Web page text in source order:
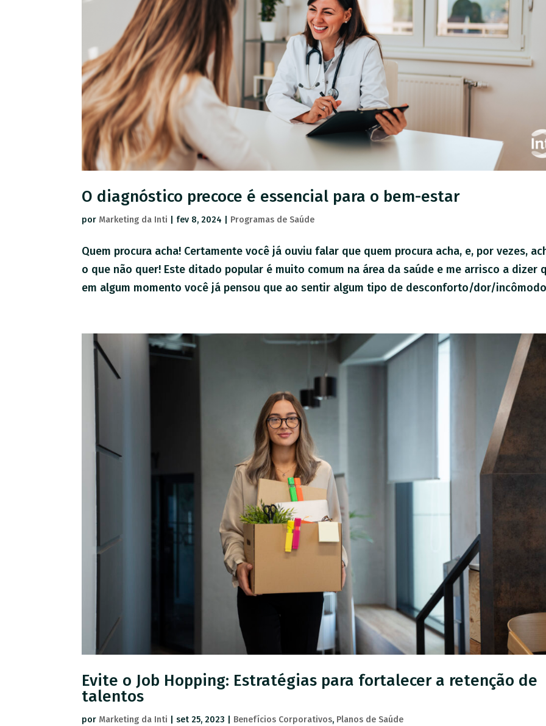
O diagnóstico precoce é essencial para o bem-estar
por Marketing da Inti fev 8, 2024 Programas de Saúde
Quem procura acha! Certamente você já ouviu falar que quem procura acha, e, por vezes,
o que não quer! Este ditado popular é muito comum na área da saúde e me arrisco a dizer
em algum momento você já pensou que ao sentir algum tipo de desconforto/dor/
Evite o Job Hopping: Estratégias para fortalecer a retenção de
talentos
por Marketing da Inti |set 25, 2023 Benefícios Corporativos, Planos de Saúde